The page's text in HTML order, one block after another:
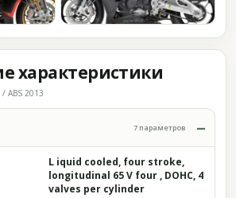
характеристики
/ ABS 2013
7 параметров
L iquid cooled, four stroke,
longitudinal 65 V four , DOHC, 4
valves per cylinder